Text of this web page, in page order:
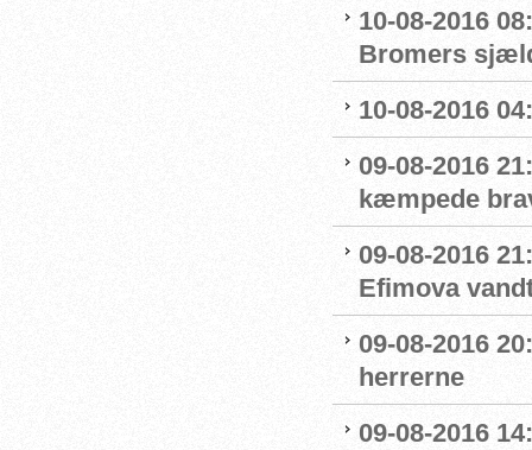
10-08-2016
Bromers
10-08-2016
09-08-2016
kæmpede
09-08-2016
Efimova
09-08-2016
herrerne
09-08-2016